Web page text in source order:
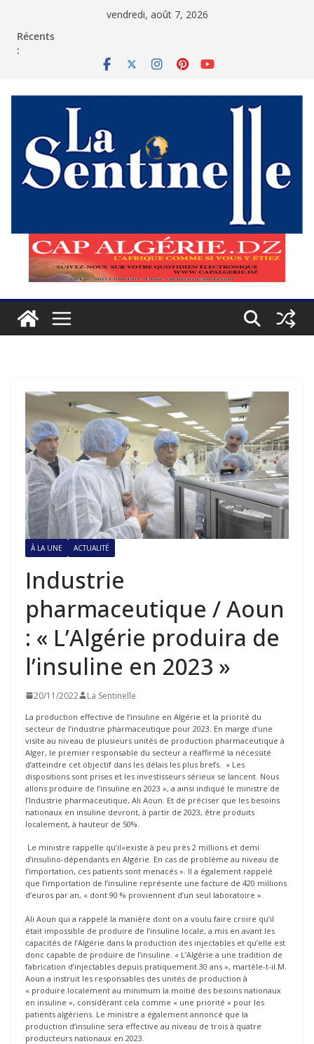
vendredi, août 7, 2026
Récents
:
À LA UNE ACTUALITÉ
Industrie
pharmaceutique / Aoun
: « L’Algérie produira de
l’insuline en 2023 »
20/11/2022 La Sentinelle
La production effective de l’insuline en Algérie et la priorité du
secteur de l’industrie pharmaceutique pour 2023. En marge d’une
visite au niveau de plusieurs unités de production pharmaceutique à
Alger, le premier responsable du secteur a réaffirmé la nécessité
d’atteindre cet objectif dans les délais les plus brefs. « Les
dispositions sont prises et les investisseurs sérieux se lancent. Nous
allons produire de l’insuline en 2023 », a ainsi indiqué le ministre de
l’Industrie pharmaceutique, Ali Aoun. Et de préciser que les besoins
nationaux en insuline devront, à partir de 2023, être produits
localement, à hauteur de 50%.
Le ministre rappelle qu’il«existe à peu près 2 millions et demi
d’insulino-dépendants en Algérie. En cas de problème au niveau de
l’importation, ces patients sont menacés ». Il a également rappelé
que l’importation de l’insuline représente une facture de 420 millions
d’euros par an, « dont 90 % proviennent d’un seul laboratoire ».
Ali Aoun qui a rappelé la manière dont on a voulu faire croire qu’il
était impossible de produire de l’insuline locale, a mis en avant les
capacités de l’Algérie dans la production des injectables et qu’elle est
donc capable de produire de l’insuline. « L’Algérie a une tradition de
fabrication d’injectables depuis pratiquement 30 ans », martèle-t-il.M.
Aoun a instruit les responsables des unités de production à
« produire localement au minimum la moitié des besoins nationaux
en insuline », considérant cela comme « une priorité » pour les
patients algériens. Le ministre a également annoncé que la
production d’insuline sera effective au niveau de trois à quatre
producteurs nationaux en 2023.